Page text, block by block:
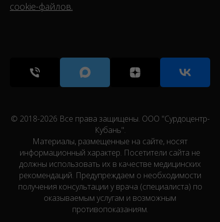
cookie-файлов.
© 2018-2026 Все права защищены. ООО "Сурдоцентр-
Кубань".
Материалы, размещенные на сайте, носят
информационный характер. Посетители сайта не
должны использовать их в качестве медицинских
рекомендаций. Предупреждаем о необходимости
получения консультации у врача (специалиста) по
оказываемым услугам и возможным
противопоказаниям.